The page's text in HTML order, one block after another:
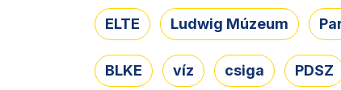
ELTE Ludwig Múzeum
BLKE víz csiga PDSZ